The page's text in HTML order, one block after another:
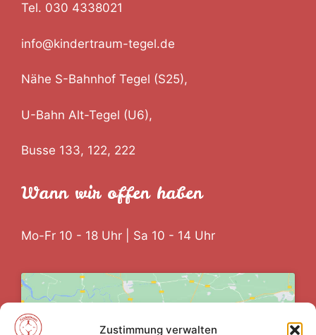
Zustimmung verwalten
Tel. 030 4338021
info@kindertraum-tegel.de
Nähe S-Bahnhof Tegel (S25),
U-Bahn Alt-Tegel (U6),
Busse 133, 122, 222
Wann wir offen haben
Mo-Fr 10 - 18 Uhr | Sa 10 - 14 Uhr